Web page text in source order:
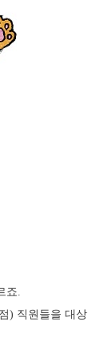
죠.
) 직원들을 대상